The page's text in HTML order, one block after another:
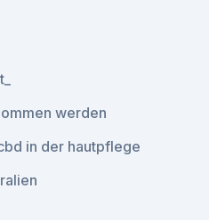
werden
in der hautpflege